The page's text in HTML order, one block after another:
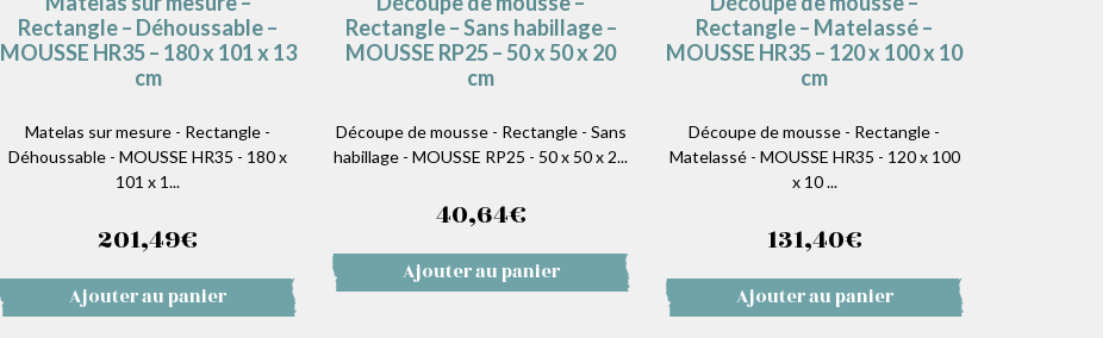
Rectangle – Déhoussable –
MOUSSE HR35 – 180 x 101 x 13
cm
Matelas sur mesure - Rectangle -
Déhoussable - MOUSSE HR35 - 180 x
101 x 1...
201,49€
Ajouter au panier
Rectangle – Sans habillage –
MOUSSE RP25 – 50 x 50 x 20
cm
Découpe de mousse - Rectangle - Sans
habillage - MOUSSE RP25 - 50 x 50 x 2...
40,64€
Ajouter au panier
Rectangle – Matelassé –
MOUSSE HR35 – 120 x 100 x 10
cm
Découpe de mousse - Rectangle -
Matelassé - MOUSSE HR35 - 120 x 100
x 10 ...
131,40€
Ajouter au panier